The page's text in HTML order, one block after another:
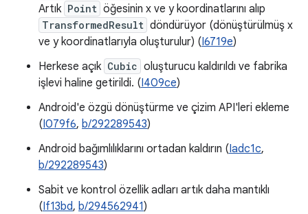
Artık Point öğesinin x ve y koordinatlarını alıp
TransformedResult döndürüyor (dönüştürülmüş x
ve y koordinatlarıyla oluşturulur) (I6719e)
Herkese açık Cubic oluşturucu kaldırıldı ve fabrika
işlevi haline getirildi. (I409ce)
Android'e özgü dönüştürme ve çizim API'leri ekleme
(I079f6, b/292289543)
Android bağımlılıklarını ortadan kaldırın (Iadc1c,
b/292289543)
Sabit ve kontrol özellik adları artık daha mantıklı
(If13bd, b/294562941)